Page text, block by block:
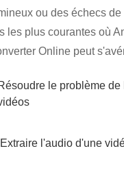
ou des échecs de
les plus courantes où
Online peut
le problème de
Extraire l'audio d'une